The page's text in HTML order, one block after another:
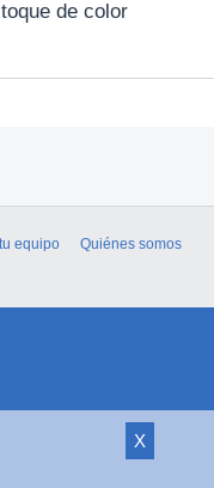
de color
X
equipo
Quiénes somos